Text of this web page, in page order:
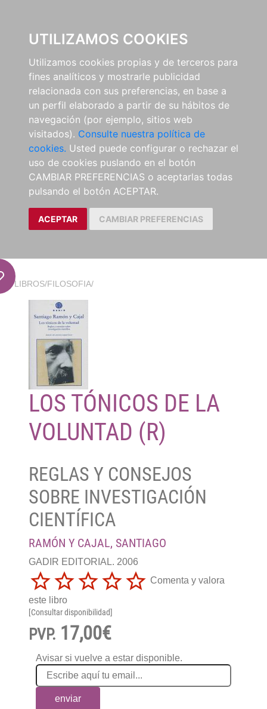
UTILIZAMOS COOKIES
Utilizamos cookies propias y de terceros para
fines analíticos y mostrarle publicidad
relacionada con sus preferencias, en base a
un perfil elaborado a partir de su hábitos de
navegación (por ejemplo, sitios web
visitados). Consulte nuestra política de
cookies. Usted puede configurar o rechazar el
uso de cookies puslando en el botón
CAMBIAR PREFERENCIAS o aceptarlas todas
pulsando el botón ACEPTAR.
ACEPTAR CAMBIAR PREFERENCIAS
LIBROS/FILOSOFIA/
LOS TÓNICOS DE LA
VOLUNTAD (R)
REGLAS Y CONSEJOS
SOBRE INVESTIGACIÓN
CIENTÍFICA
RAMÓN Y CAJAL, SANTIAGO
GADIR EDITORIAL. 2006
Comenta y valora
este libro
[Consultar disponibilidad]
PVP. 17,00€
Avisar si vuelve a estar disponible.
enviar